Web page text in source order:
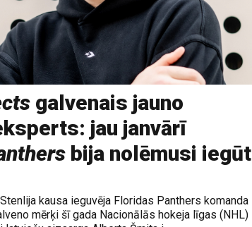
galvenais jauno
jau janvārī
bija nolēmusi iegūt
kausa ieguvēja Floridas Panthers komanda
mērķi šī gada Nacionālās hokeja līgas (NHL)